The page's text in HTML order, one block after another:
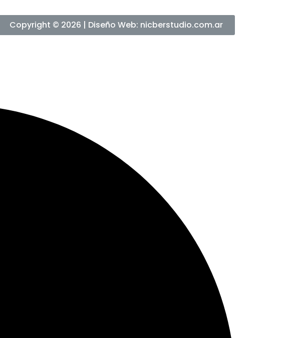
Copyright © 2026 | Diseño Web: nicberstudio.com.ar